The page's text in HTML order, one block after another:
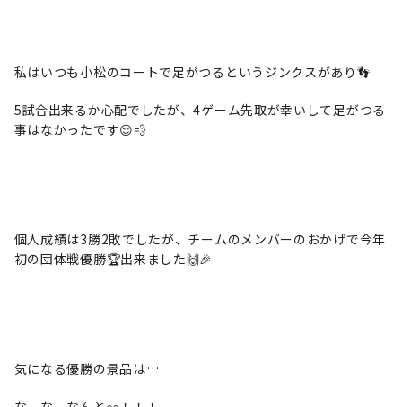
私はいつも小松のコートで足がつるというジンクスがあり👣
5試合出来るか心配でしたが、4ゲーム先取が幸いして足がつる
事はなかったです😌💨
個人成績は3勝2敗でしたが、チームのメンバーのおかげで今年
初の団体戦優勝🏆️出来ました🙌🎉
気になる優勝の景品は…